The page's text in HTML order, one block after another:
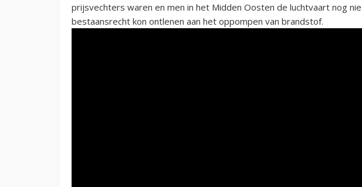
prijsvechters waren en men in het Midden Oosten de luchtvaart nog
bestaansrecht kon ontlenen aan het oppompen van brandstof.